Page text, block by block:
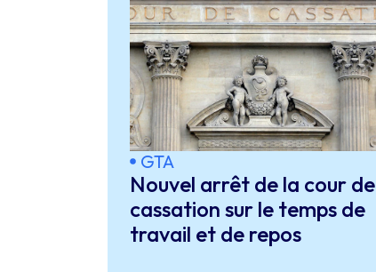
GTA
Nouvel arrêt de la cour de
cassation sur le temps de
travail et de repos